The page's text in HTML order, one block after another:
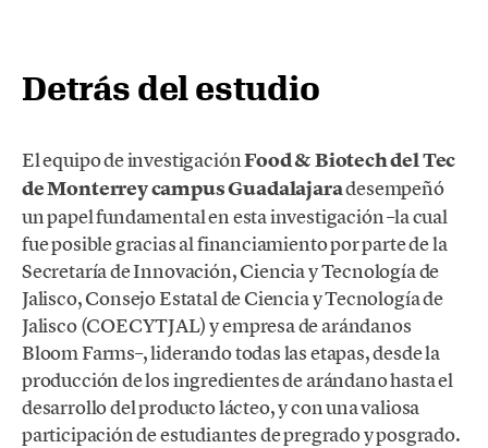
Detrás del estudio
El equipo de investigaciónFood & Biotech del Tec
de Monterrey campus Guadalajaradesempeñó
un papel fundamental en esta investigación –la cual
fue posible gracias al financiamiento por parte de la
Secretaría de Innovación, Ciencia y Tecnología de
Jalisco, Consejo Estatal de Ciencia y Tecnología de
Jalisco (COECYTJAL) y empresa de arándanos
Bloom Farms–, liderando todas las etapas, desde la
producción de los ingredientes de arándano hasta el
desarrollo del producto lácteo, y con una valiosa
participación de estudiantes de pregrado y posgrado.